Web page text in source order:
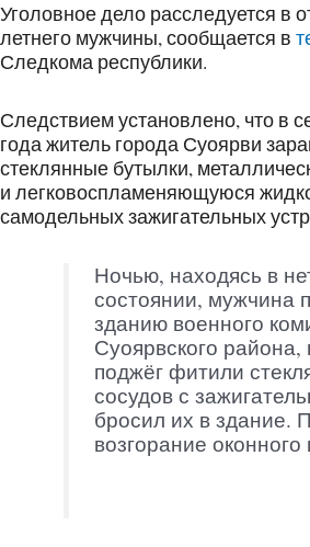
Уголовное дело расследуется в
летнего мужчины, сообщается в
Следкома республики.
Следствием установлено, что в
года житель города Суоярви
стеклянные бутылки,
и легковоспламеняющуюся
самодельных зажигательных
Ночью, находясь в
состоянии, мужчина
зданию военного
Суоярвского
поджёг фитили
сосудов с
бросил их в здание.
возгорание